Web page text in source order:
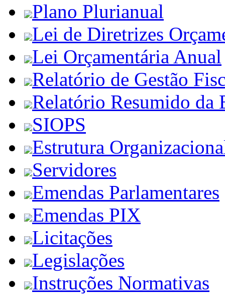
Plano Plurianual
Lei de Diretrizes
Lei Orçamentária Anual
Relatório de Gestão
Relatório Resumido da
SIOPS
Estrutura
Servidores
Emendas Parlamentares
Emendas PIX
Licitações
Legislações
Instruções Normativas